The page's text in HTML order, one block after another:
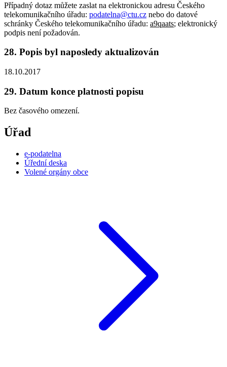
Případný dotaz můžete zaslat na elektronickou adresu Českého
telekomunikačního úřadu: podatelna@ctu.cz nebo do datové
schránky Českého telekomunikačního úřadu: a9qaats; elektronický
podpis není požadován.
28. Popis byl naposledy aktualizován
18.10.2017
29. Datum konce platnosti popisu
Bez časového omezení.
Úřad
e-podatelna
Úřední deska
Volené orgány obce